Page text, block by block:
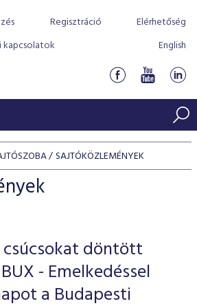
Regisztráció
Elérhetőség
English
indexek
kötvény tőzsdei bevezetését
egyszerűen
SAJTÓKÖZLEMÉNYEK
döntött
- Emelkedéssel
a Budapesti